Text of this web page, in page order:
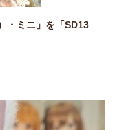
・ミニ」を「SD13